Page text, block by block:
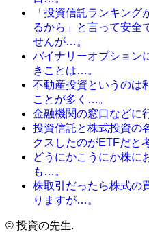
「投資信託ランキン
るから」と言って安全
せんが…。
バイナリーオプション
きことは…。
不動産投資というのは
ことが多く…。
金融機関の窓口などに
投資信託と株式投資の
クスしたのがETFだと
どうにかこうにか株に
も…。
株取引だったら株式の
りますが…。
© 投資の先生.